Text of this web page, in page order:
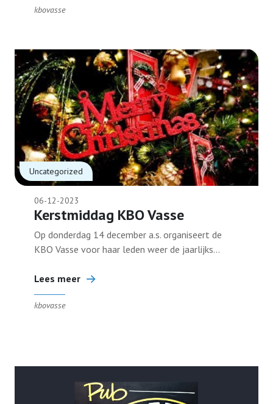
kbovasse
Uncategorized
06-12-2023
Kerstmiddag KBO Vasse
Op donderdag 14 december a.s. organiseert de
KBO Vasse voor haar leden weer de jaarlijks...
Lees meer
kbovasse